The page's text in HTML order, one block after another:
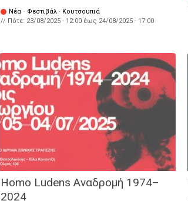
Νέα · Φεστιβάλ · Κουτσουπιά
// Πότε: 23/08/2025 - 12:00 έως 24/08/2025 - 17:00
Homo Ludens Αναδρομή 1974–
2024